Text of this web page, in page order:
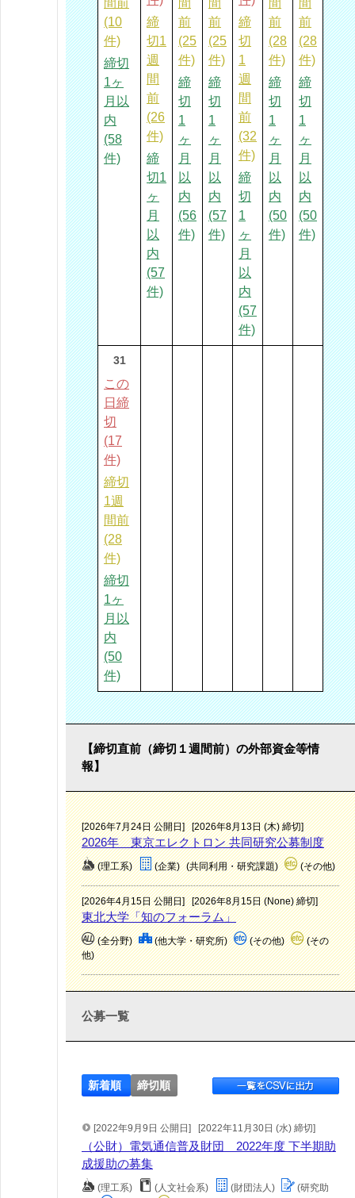
間前
(10
件)
締切
1ヶ
月以
内
(58
件)
締
切1
週
間
前
(26
件)
締
切1
ヶ
月
以
内
(57
件)
間
前
(25
件)
締
切
1
ヶ
月
以
内
(56
件)
間
前
(25
件)
締
切
1
ヶ
月
以
内
(57
件)
締
切
1
週
間
前
(32
件)
締
切
1
ヶ
月
以
内
(57
件)
間
前
(28
件)
締
切
1
ヶ
月
以
内
(50
件)
間
前
(28
件)
締
切
1
ヶ
月
以
内
(50
件)
31
この
日締
切
(17
件)
締切
1週
間前
(28
件)
締切
1ヶ
月以
内
(50
件)
【締切直前（締切１週間前）の外部資金等情
報】
[2026年7月24日 公開日] [2026年8月13日 (木) 締切]
2026年 東京エレクトロン 共同研究公募制度
(理工系) (企業) (共同利用・研究課題) (その他)
[2026年4月15日 公開日] [2026年8月15日 (None) 締切]
東北大学「知のフォーラム」
(全分野) (他大学・研究所) (その他)
(その
他)
公募一覧
新着順 締切順
[2022年9月9日 公開日] [2022年11月30日 (水) 締切]
（公財）電気通信普及財団 2022年度 下半期助
成援助の募集
(理工系) (人文社会系) (財団法人)
(研究助